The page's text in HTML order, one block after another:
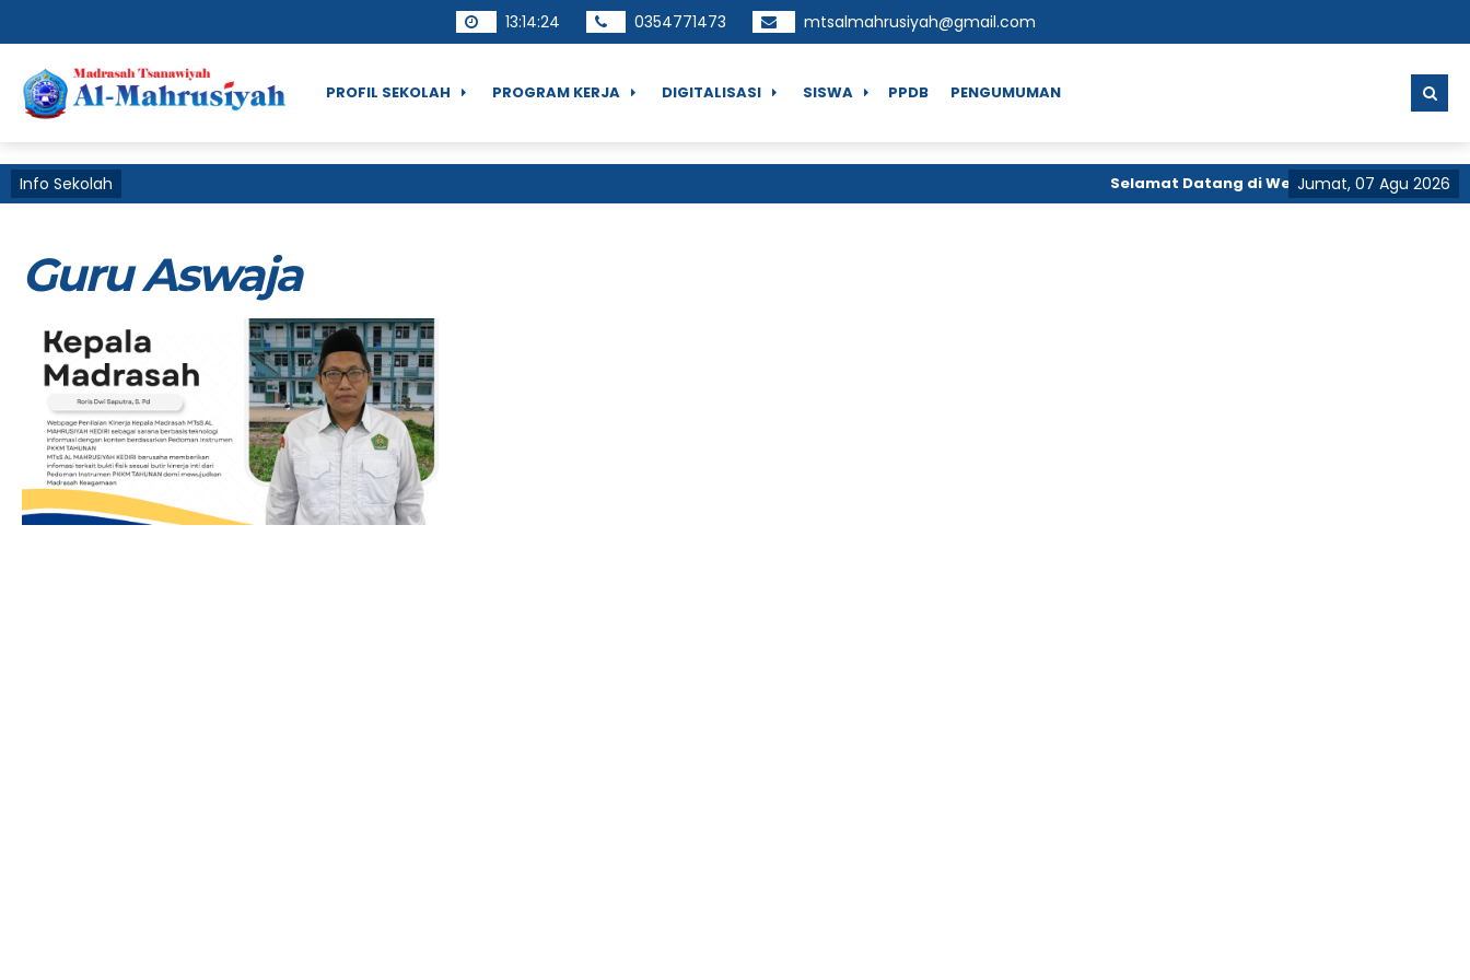
13:14:24 0354771473 mtsalmahrusiyah@gmail.com
PROFIL SEKOLAH PROGRAM KERJA DIGITALISASI SISWA PPDB PENGUMUMAN
Info Sekolah Jumat, 07 Agu 2026
Selamat Datang di Web MtsS Almahrusiyah
Guru Aswaja